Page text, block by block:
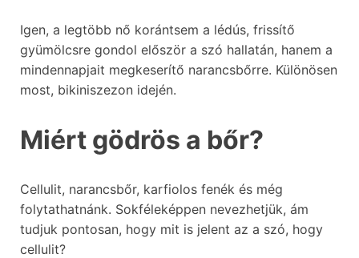
Igen, a legtöbb nő korántsem a lédús, frissítő
gyümölcsre gondol először a szó hallatán, hanem a
mindennapjait megkeserítő narancsbőrre. Különösen
most, bikiniszezon idején.
Miért gödrös a bőr?
Cellulit, narancsbőr, karfiolos fenék és még
folytathatnánk. Sokféleképpen nevezhetjük, ám
tudjuk pontosan, hogy mit is jelent az a szó, hogy
cellulit?